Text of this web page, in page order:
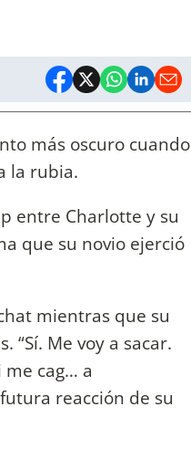
más oscuro cuando
la rubia.
entre Charlotte y su
que su novio ejerció
mientras que su
“Sí. Me voy a sacar.
me cag… a
reacción de su